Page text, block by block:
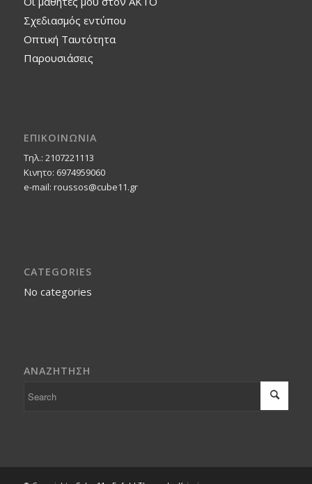
Σχεδιασμός εντύπου
Οπτική Ταυτότητα
Παρουσιάσεις
ΕΠΙΚΟΙΝΩΝΙΑ
Τηλ.: 2107221113
Κινητο: 6974959060
e-mail: roussos@cube11.gr
CATEGORIES
No categories
ΑΝΑΖΗΤΗΣΗ